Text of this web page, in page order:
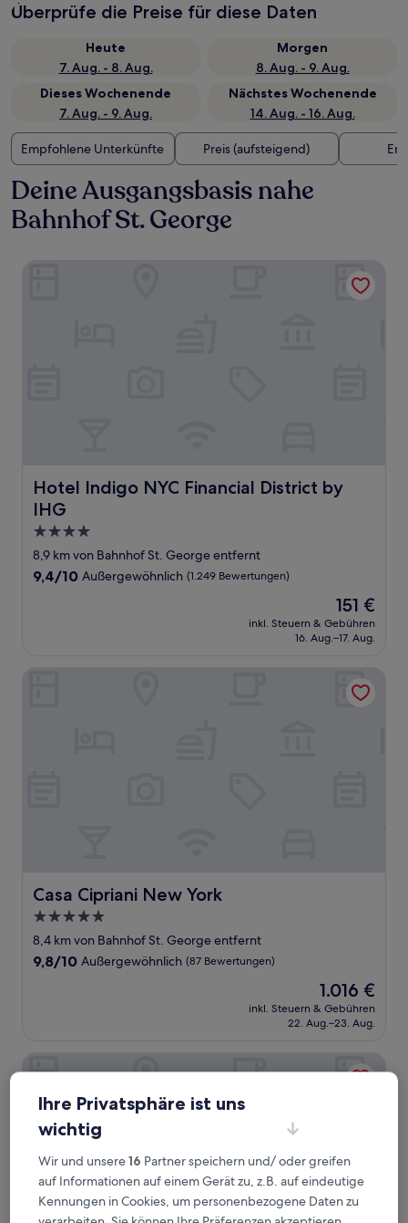
Überprüfe die Preise für diese Daten
Heute
7. Aug. - 8. Aug.
Morgen
8. Aug. - 9. Aug.
Dieses Wochenende
7. Aug. - 9. Aug.
Nächstes Wochenende
14. Aug. - 16. Aug.
Empfohlene Unterkünfte Preis (aufsteigend)
Deine Ausgangsbasis nahe
Bahnhof St. George
Hotel Indigo NYC Financial District by
IHG
Hotel Indigo NYC Financial District by IHG
4.0-
Sterne-
Unterkunft
8,9 km von Bahnhof St. George entfernt
9.4
9,4/10 Außergewöhnlich (1.249 Bewertungen)
Der
Preis
beträgt
151 €
inkl. Steuern & Gebühren
16. Aug.–17. Aug.
Casa Cipriani New York
Casa Cipriani New York
5.0-
Sterne-
Unterkunft
8,4 km von Bahnhof St. George entfernt
9.8
9,8/10 Außergewöhnlich (87 Bewertungen)
Der
Preis
beträgt
1.016 €
inkl. Steuern & Gebühren
22. Aug.–23. Aug.
Ihre Privatsphäre ist uns
wichtig
Wir und unsere16 Partner speichern und/ oder greifen
auf Informationen auf einem Gerät zu, z.B. auf eindeutige
Kennungen in Cookies, um personenbezogene Daten zu